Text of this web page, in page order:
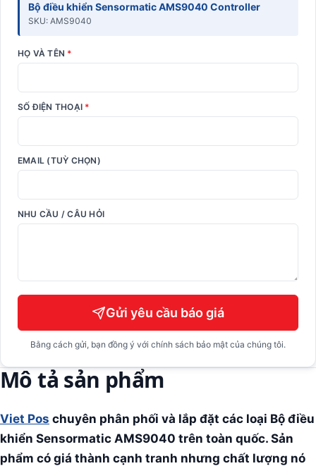
Bộ điều khiển Sensormatic AMS9040 Controller
SKU: AMS9040
HỌ VÀ TÊN *
SỐ ĐIỆN THOẠI *
EMAIL (TUỲ CHỌN)
NHU CẦU / CÂU HỎI
Gửi yêu cầu báo giá
Bằng cách gửi, bạn đồng ý với chính sách bảo mật của chúng tôi.
Mô tả sản phẩm
Viet Pos chuyên phân phối và lắp đặt các loại Bộ điều
khiển Sensormatic AMS9040 trên toàn quốc. Sản
phẩm có giá thành cạnh tranh nhưng chất lượng nó